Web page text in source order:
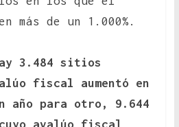
más de un 1.000%.
3.484 sitios
fiscal aumentó en
año para otro, 9.644